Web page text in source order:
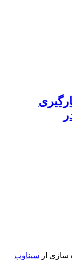
سازی از سیناوب